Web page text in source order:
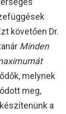
követően Dr.
Minden
melynek
meg,
a